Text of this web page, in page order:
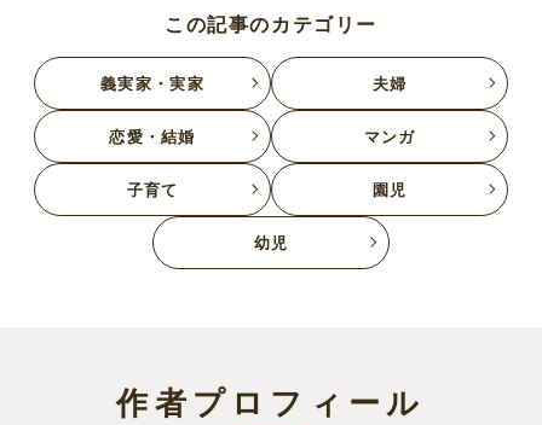
この記事のカテゴリー
義実家・実家 夫婦
恋愛・結婚 マンガ
子育て 園児
幼児
作者プロフィール